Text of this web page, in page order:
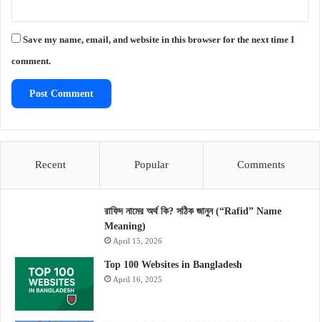
Save my name, email, and website in this browser for the next time I
comment.
Recent Popular Comments
রাফিদ নামের অর্থ কি? সঠিক জানুন (“Rafid” Name
Meaning)
April 15, 2026
Top 100 Websites in Bangladesh
April 16, 2025